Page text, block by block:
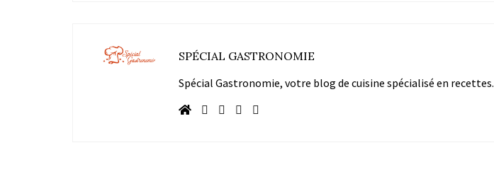
SPÉCIAL GASTRONOMIE
Spécial Gastronomie, votre blog de cuisine spécialisé en recettes.